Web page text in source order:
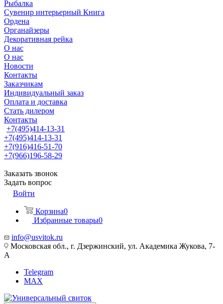
Рыбалка
Сувенир интерьерный Книга
Ордена
Органайзеры
Декоративная рейка
О нас
О нас
Новости
Контакты
Заказчикам
Индивидуальный заказ
Оплата и доставка
Стать дилером
Контакты
+7(495)414-13-31
+7(495)414-13-31
+7(916)416-51-70
+7(966)196-58-29
Заказать звонок
Задать вопрос
Войти
Корзина0
Избранные товары0
info@usvitok.ru
Московская обл., г. Дзержинский, ул. Академика Жукова, 7-
А
Telegram
MAX